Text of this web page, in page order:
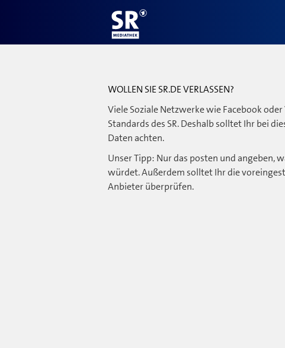
WOLLEN SIE SR.DE VERLASSEN?
Viele Soziale Netzwerke wie Facebook
Standards des SR. Deshalb solltet Ihr bei
Daten achten.
Unser Tipp: Nur das posten und angeben,
würdet. Außerdem solltet Ihr die
Anbieter überprüfen.